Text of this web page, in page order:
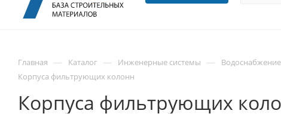
Главная — Каталог — Инженерные системы — Водоснабжение
Корпуса фильтрующих колонн
Корпуса фильтрующих